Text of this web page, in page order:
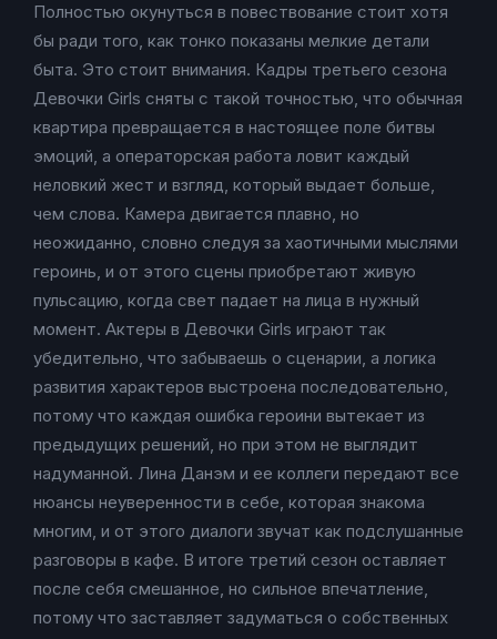
Полностью окунуться в повествование стоит хотя
бы ради того, как тонко показаны мелкие детали
быта. Это стоит внимания. Кадры третьего сезона
Девочки Girls сняты с такой точностью, что обычная
квартира превращается в настоящее поле битвы
эмоций, а операторская работа ловит каждый
неловкий жест и взгляд, который выдает больше,
чем слова. Камера двигается плавно, но
неожиданно, словно следуя за хаотичными мыслями
героинь, и от этого сцены приобретают живую
пульсацию, когда свет падает на лица в нужный
момент. Актеры в Девочки Girls играют так
убедительно, что забываешь о сценарии, а логика
развития характеров выстроена последовательно,
потому что каждая ошибка героини вытекает из
предыдущих решений, но при этом не выглядит
надуманной. Лина Данэм и ее коллеги передают все
нюансы неуверенности в себе, которая знакома
многим, и от этого диалоги звучат как подслушанные
разговоры в кафе. В итоге третий сезон оставляет
после себя смешанное, но сильное впечатление,
потому что заставляет задуматься о собственных